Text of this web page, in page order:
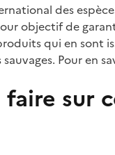
des
objectif de
qui en sont
Pour en
sur